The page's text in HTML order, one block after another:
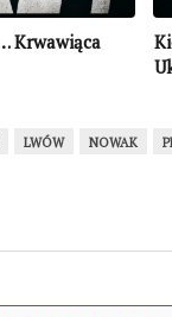
Krwawiąca
LWÓW NOWAK